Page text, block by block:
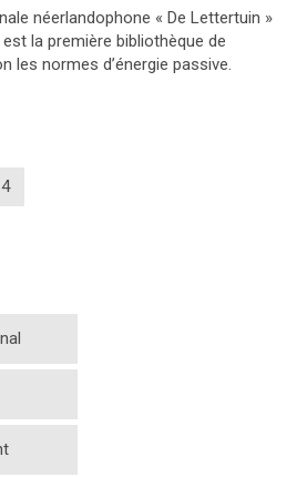
néerlandophone « De Lettertuin »
la première bibliothèque de
les normes d’énergie passive.
4